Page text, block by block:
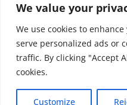
We value your
We use cookies to
serve personalized ads or
traffic. By clicking "Accept
cookies.
Customize